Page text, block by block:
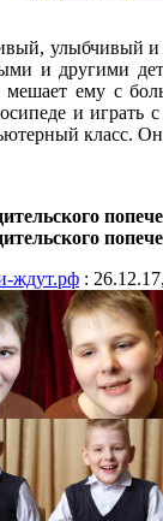
улыбчивый
и другими
ему с
и
класс.
ждут.рф :